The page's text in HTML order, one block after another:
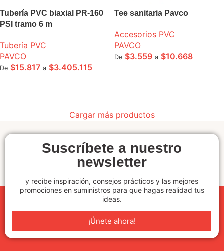
Tubería PVC biaxial PR-160
PSI tramo 6 m
Tubería PVC
PAVCO
De $15.817 a $3.405.115
Tee sanitaria Pavco
Accesorios PVC
PAVCO
De $3.559 a $10.668
Cargar más productos
Suscríbete a nuestro
newsletter
y recibe inspiración, consejos prácticos y las mejores
promociones en suministros para que hagas realidad tus
ideas.
¡Únete ahora!